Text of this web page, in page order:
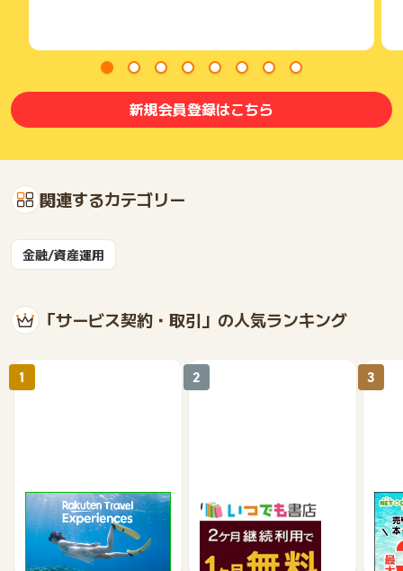
新規会員登録はこちら
関連するカテゴリー
金融/資産運用
「サービス契約・取引」の人気ランキング
楽天トラベル観光体験
2.5%
1
いつでも書店
990
2
【
買取
3